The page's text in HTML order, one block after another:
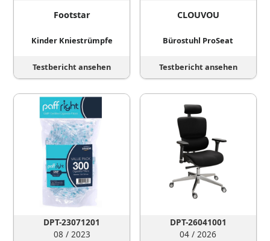
Footstar
Kinder Kniestrümpfe
Testbericht ansehen
CLOUVOU
Bürostuhl ProSeat
Testbericht ansehen
DPT-23071201
08 / 2023
DPT-26041001
04 / 2026